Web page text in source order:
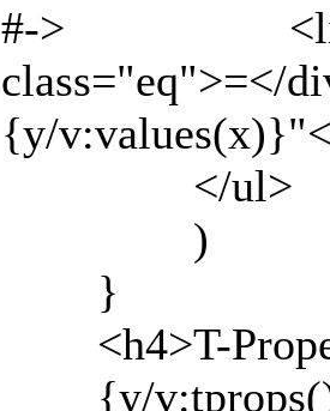
#->			<li><b>{v:local()}</b> <div
class="eq">=</
{y/